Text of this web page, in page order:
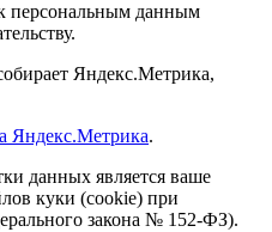
персональным данным
Яндекс.Метрика,
Яндекс.Метрика.
данных является ваше
куки (cookie) при
закона № 152-ФЗ).